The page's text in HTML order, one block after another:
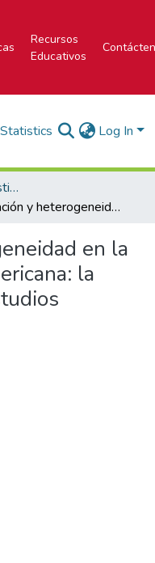
Recursos
Educativos
Statistics Log In
Portal de Revistas del Instituto Tecnológico de Costa Rica
Hibridación y heterogeneidad en la modernidad latinoamericana: la perspectiva de los estudios culturales
en la
la